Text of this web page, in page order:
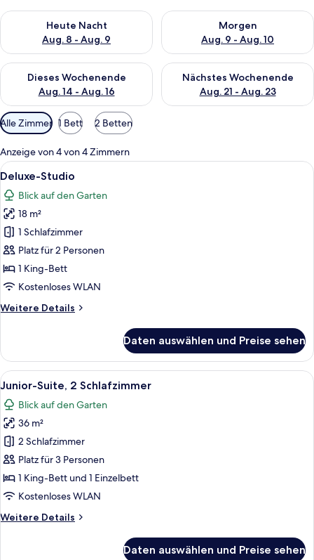
Heute Nacht
Aug. 8 - Aug. 9
Überprüfe die Verfügbarkeit für heute Nacht, Aug. 8 - Aug. 9.
Morgen
Aug. 9 - Aug. 10
Überprüfe die Verfügbarkeit
Dieses Wochenende
Aug. 14 - Aug. 16
Überprüfe die Verfügbarkeit für dieses Wochenende, Aug. 14
Nächstes Wochenende
Aug. 21 - Aug. 23
Überprüfe die Verfügbarkeit
Verfügbare
Filter
für
Zimmer
Alle Zimmer 1 Bett 2 Betten
Anzeige von 4 von 4 Zimmern
Alle
Fotos
für
Deluxe-
Studio
anzeigen
11
Deluxe-Studio
Blick auf den Garten
18 m²
1 Schlafzimmer
Platz für 2 Personen
1 King-Bett
Kostenloses WLAN
Weitere Details
Weitere
Studio
Daten auswählen und Preise sehen
Alle
Fotos
für
Junior-
Suite,
2 Schlafzimmer
anzeigen
Junior-Suite, 2 Schlafzimmer |
11
Junior-Suite, 2 Schlafzimmer
Blick auf den Garten
36 m²
2 Schlafzimmer
Platz für 3 Personen
1 King-Bett und 1 Einzelbett
Kostenloses WLAN
Weitere Details
Weitere
Daten auswählen und Preise sehen